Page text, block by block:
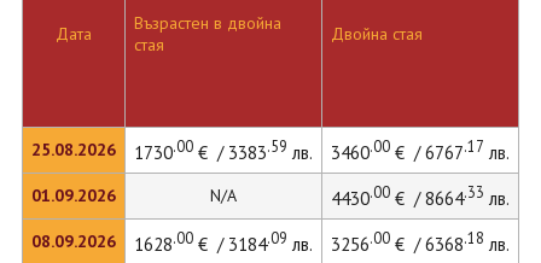
Дата
25.08.2026
01.09.2026
08.09.2026
Възрастен в двойна
стая
Двойна стая
1730.00€ / 3383.59 лв. 3460.00€ / 6767.17 лв.
N/A 4430.00€ / 8664.33 лв.
1628.00€ / 3184.09 лв. 3256.00€ / 6368.18 лв.